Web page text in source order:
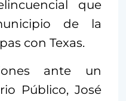
que
de la
con Texas.
ante un
Público, José